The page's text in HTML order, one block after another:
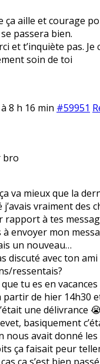
ça aille et courage
se passera bien.
et t’inquiète pas.
soin de toi
8 h 16 min #59951
bro
va mieux que la
j’avais vraiment des
à tes
envoyer mon
un nouveau…
discuté avec ton
ressentais?
tu es en
partir de hier 14h30
une délivrance
basiquement
nous avait donné les
ça faisait peur